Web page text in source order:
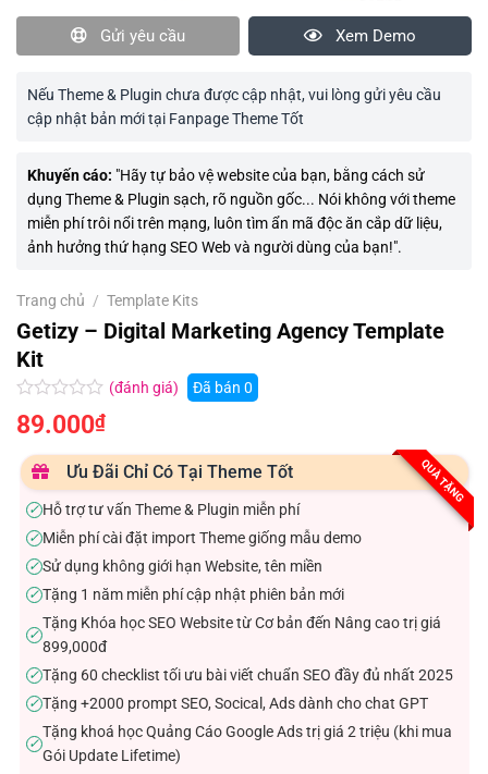
Gửi yêu cầu Xem Demo
Nếu Theme & Plugin chưa được cập nhật, vui lòng gửi yêu cầu
cập nhật bản mới tại Fanpage Theme Tốt
Khuyến cáo: "Hãy tự bảo vệ website của bạn, bằng cách sử
dụng Theme & Plugin sạch, rõ nguồn gốc... Nói không với theme
miễn phí trôi nổi trên mạng, luôn tìm ẩn mã độc ăn cắp dữ liệu,
ảnh hưởng thứ hạng SEO Web và người dùng của bạn!".
Trang chủ / Template Kits
Getizy – Digital Marketing Agency Template
Kit
Được
xếp
0.0
5
sao
(đánh giá) Đã bán 0
89.000₫
QUÀ TẶNG
Ưu Đãi Chỉ Có Tại Theme Tốt
✓Hỗ trợ tư vấn Theme & Plugin miễn phí
✓Miễn phí cài đặt import Theme giống mẫu demo
✓Sử dụng không giới hạn Website, tên miền
✓Tặng 1 năm miễn phí cập nhật phiên bản mới
✓
Tặng Khóa học SEO Website từ Cơ bản đến Nâng cao trị giá
899,000đ
✓Tặng 60 checklist tối ưu bài viết chuẩn SEO đầy đủ nhất 2025
✓Tặng +2000 prompt SEO, Socical, Ads dành cho chat GPT
✓
Tặng khoá học Quảng Cáo Google Ads trị giá 2 triệu (khi mua
Gói Update Lifetime)